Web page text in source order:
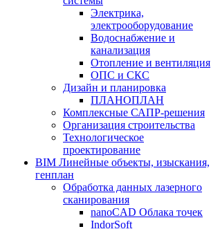
Электрика,
электрооборудование
Водоснабжение и
канализация
Отопление и вентиляция
ОПС и СКС
Дизайн и планировка
ПЛАНОПЛАН
Комплексные САПР-решения
Организация строительства
Технологическое
проектирование
BIM Линейные объекты, изыскания,
генплан
Обработка данных лазерного
сканирования
nanoCAD Облака точек
IndorSoft